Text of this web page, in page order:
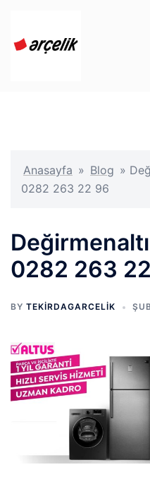
Anasayfa » Blog »
0282 263 22 96
0282 263
BY TEKIRDAGARCELIK